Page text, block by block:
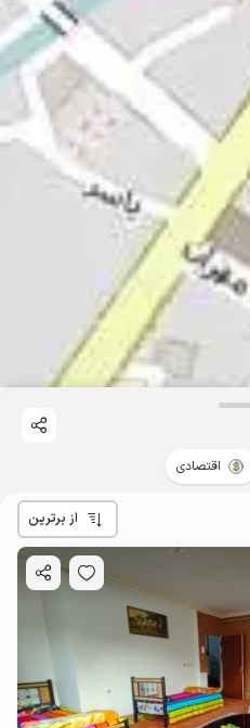
اقتصادی
از برترین